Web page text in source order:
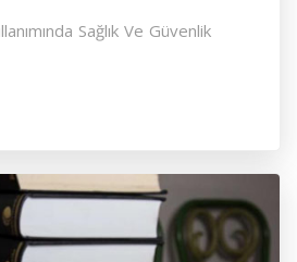
Sağlık Ve Güvenlik